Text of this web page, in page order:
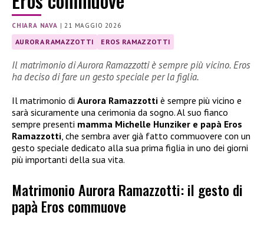
CHIARA NAVA | 21 MAGGIO 2026
AURORA RAMAZZOTTI EROS RAMAZZOTTI
Il matrimonio di Aurora Ramazzotti è sempre più vicino. Eros
ha deciso di fare un gesto speciale per la figlia.
Il matrimonio di Aurora Ramazzotti è sempre più vicino e
sarà sicuramente una cerimonia da sogno. Al suo fianco
sempre presenti mamma Michelle Hunziker e papà Eros
Ramazzotti, che sembra aver già fatto commuovere con un
gesto speciale dedicato alla sua prima figlia in uno dei giorni
più importanti della sua vita.
Matrimonio Aurora Ramazzotti: il gesto di
papà Eros commuove